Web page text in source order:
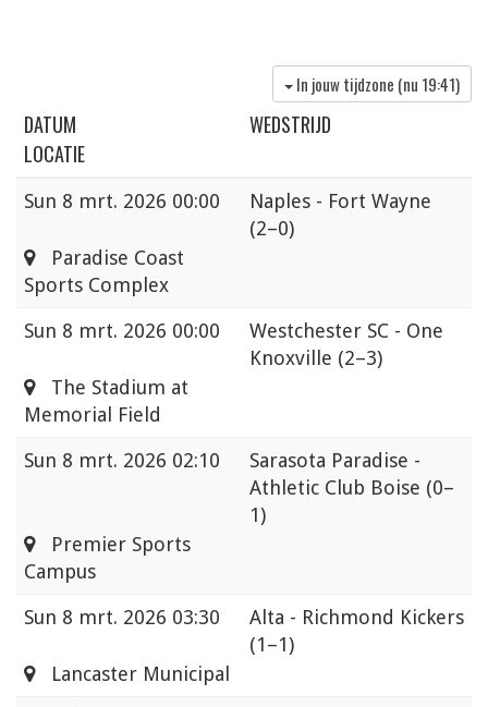
In jouw tijdzone (nu 19:41)
DATUM
WEDSTRIJD
LOCATIE
Sun 8 mrt. 2026 00:00
Naples - Fort Wayne
(2–0)
Paradise Coast
Sports Complex
Sun 8 mrt. 2026 00:00
Westchester SC - One
Knoxville (2–3)
The Stadium at
Memorial Field
Sun 8 mrt. 2026 02:10
Sarasota Paradise -
Athletic Club Boise (0–
1)
Premier Sports
Campus
Sun 8 mrt. 2026 03:30
Alta - Richmond Kickers
(1–1)
Lancaster Municipal